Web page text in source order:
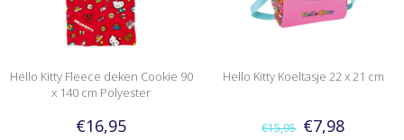
Hello Kitty Fleece deken Cookie 90
x 140 cm Polyester
€16,95
Hello Kitty Koeltasje 22 x 21 cm
€15,95 €7,98